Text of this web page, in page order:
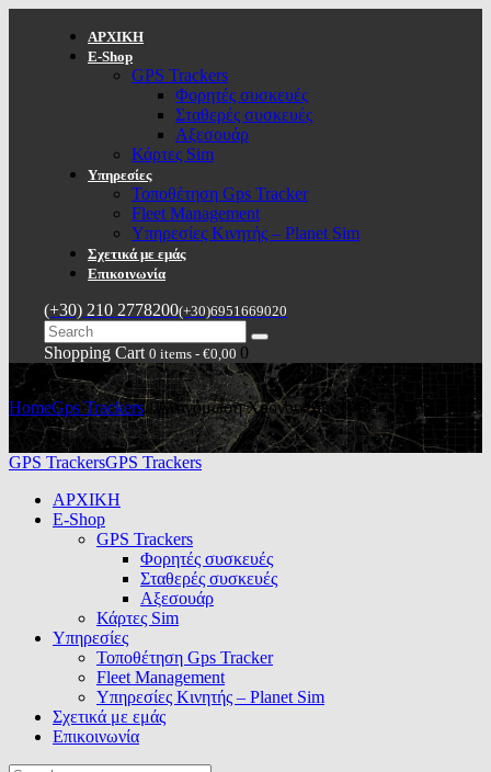
ΑΡΧΙΚΗ
E-Shop
GPS Trackers
Φορητές συσκευές
Σταθερές συσκευές
Αξεσουάρ
Κάρτες Sim
Υπηρεσίες
Τοποθέτηση Gps Tracker
Fleet Management
Υπηρεσίες Κινητής – Planet Sim
Σχετικά με εμάς
Επικοινωνία
(+30) 210 2778200(+30)6951669020
Shopping Cart 0 items - €0,00 0
HomeGps Trackers... Αναγόμωση Χρόνου Sim 10€
GPS TrackersGPS Trackers
ΑΡΧΙΚΗ
E-Shop
GPS Trackers
Φορητές συσκευές
Σταθερές συσκευές
Αξεσουάρ
Κάρτες Sim
Υπηρεσίες
Τοποθέτηση Gps Tracker
Fleet Management
Υπηρεσίες Κινητής – Planet Sim
Σχετικά με εμάς
Επικοινωνία